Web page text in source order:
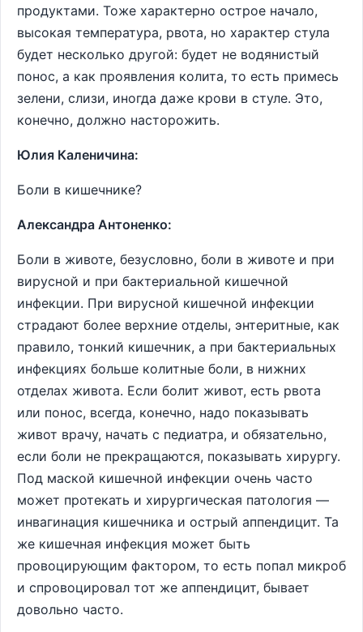
продуктами. Тоже характерно острое начало,
высокая температура, рвота, но характер стула
будет несколько другой: будет не водянистый
понос, а как проявления колита, то есть примесь
зелени, слизи, иногда даже крови в стуле. Это,
конечно, должно насторожить.
Юлия Каленичина:
Боли в кишечнике?
Александра Антоненко:
Боли в животе, безусловно, боли в животе и при
вирусной и при бактериальной кишечной
инфекции. При вирусной кишечной инфекции
страдают более верхние отделы, энтеритные, как
правило, тонкий кишечник, а при бактериальных
инфекциях больше колитные боли, в нижних
отделах живота. Если болит живот, есть рвота
или понос, всегда, конечно, надо показывать
живот врачу, начать с педиатра, и обязательно,
если боли не прекращаются, показывать хирургу.
Под маской кишечной инфекции очень часто
может протекать и хирургическая патология ―
инвагинация кишечника и острый аппендицит. Та
же кишечная инфекция может быть
провоцирующим фактором, то есть попал микроб
и спровоцировал тот же аппендицит, бывает
довольно часто.